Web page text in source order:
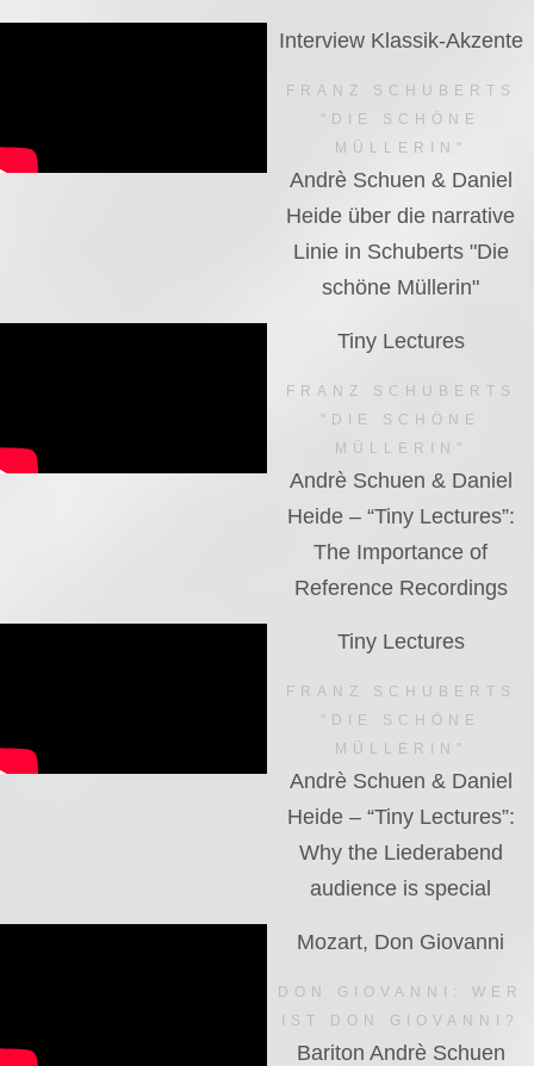
Interview Klassik-Akzente
FRANZ SCHUBERTS
"DIE SCHÖNE
MÜLLERIN"
Andrè Schuen & Daniel
Heide über die narrative
Linie in Schuberts "Die
schöne Müllerin"
Tiny Lectures
FRANZ SCHUBERTS
"DIE SCHÖNE
MÜLLERIN"
Andrè Schuen & Daniel
Heide – “Tiny Lectures”:
The Importance of
Reference Recordings
Tiny Lectures
FRANZ SCHUBERTS
"DIE SCHÖNE
MÜLLERIN"
Andrè Schuen & Daniel
Heide – “Tiny Lectures”:
Why the Liederabend
audience is special
Mozart, Don Giovanni
DON GIOVANNI: WER
IST DON GIOVANNI?
Bariton Andrè Schuen